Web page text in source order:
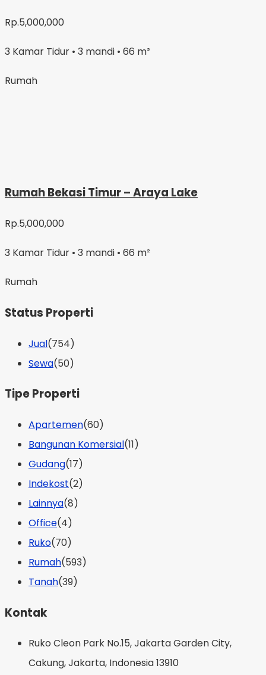
Rp.5,000,000
3 Kamar Tidur • 3 mandi • 66 m²
Rumah
Rumah Bekasi Timur – Araya Lake
Rp.5,000,000
3 Kamar Tidur • 3 mandi • 66 m²
Rumah
Status Properti
Jual(754)
Sewa(50)
Tipe Properti
Apartemen(60)
Bangunan Komersial(11)
Gudang(17)
Indekost(2)
Lainnya(8)
Office(4)
Ruko(70)
Rumah(593)
Tanah(39)
Kontak
Ruko Cleon Park No.15, Jakarta Garden City,
Cakung, Jakarta, Indonesia 13910